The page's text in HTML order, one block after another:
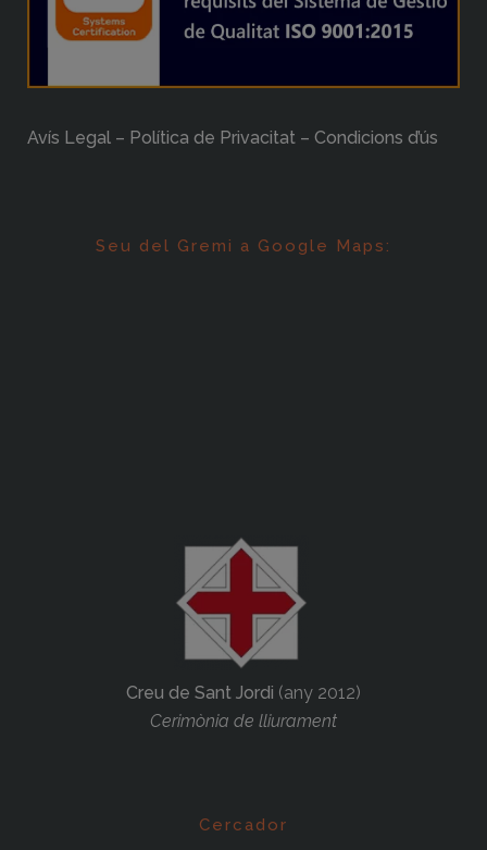
Avís Legal – Política de Privacitat – Condicions d’ús
Seu del Gremi a Google Maps:
Creu de Sant Jordi (any 2012)
Cerimònia de lliurament
Cercador